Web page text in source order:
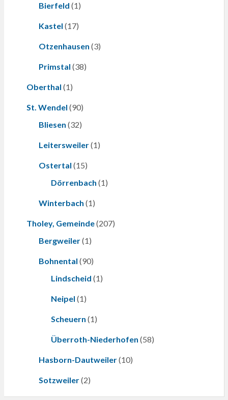
Bierfeld (1)
Kastel (17)
Otzenhausen (3)
Primstal (38)
Oberthal (1)
St. Wendel (90)
Bliesen (32)
Leitersweiler(1)
Ostertal (15)
Dörrenbach (1)
Winterbach (1)
Tholey, Gemeinde(207)
Bergweiler(1)
Bohnental (90)
Lindscheid (1)
Neipel (1)
Scheuern (1)
Überroth-Niederhofen (58)
Hasborn-Dautweiler(10)
Sotzweiler(2)